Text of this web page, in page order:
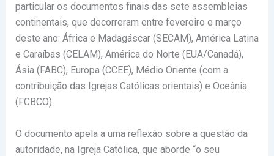
particular os documentos finais das sete assembleias
continentais, que decorreram entre fevereiro e março
deste ano: África e Madagáscar (SECAM), América Latina
e Caraíbas (CELAM), América do Norte (EUA/Canadá),
Ásia (FABC), Europa (CCEE), Médio Oriente (com a
contribuição das Igrejas Católicas orientais) e Oceânia
(FCBCO).
O documento apela a uma reflexão sobre a questão da
autoridade, na Igreja Católica, que aborde “o seu